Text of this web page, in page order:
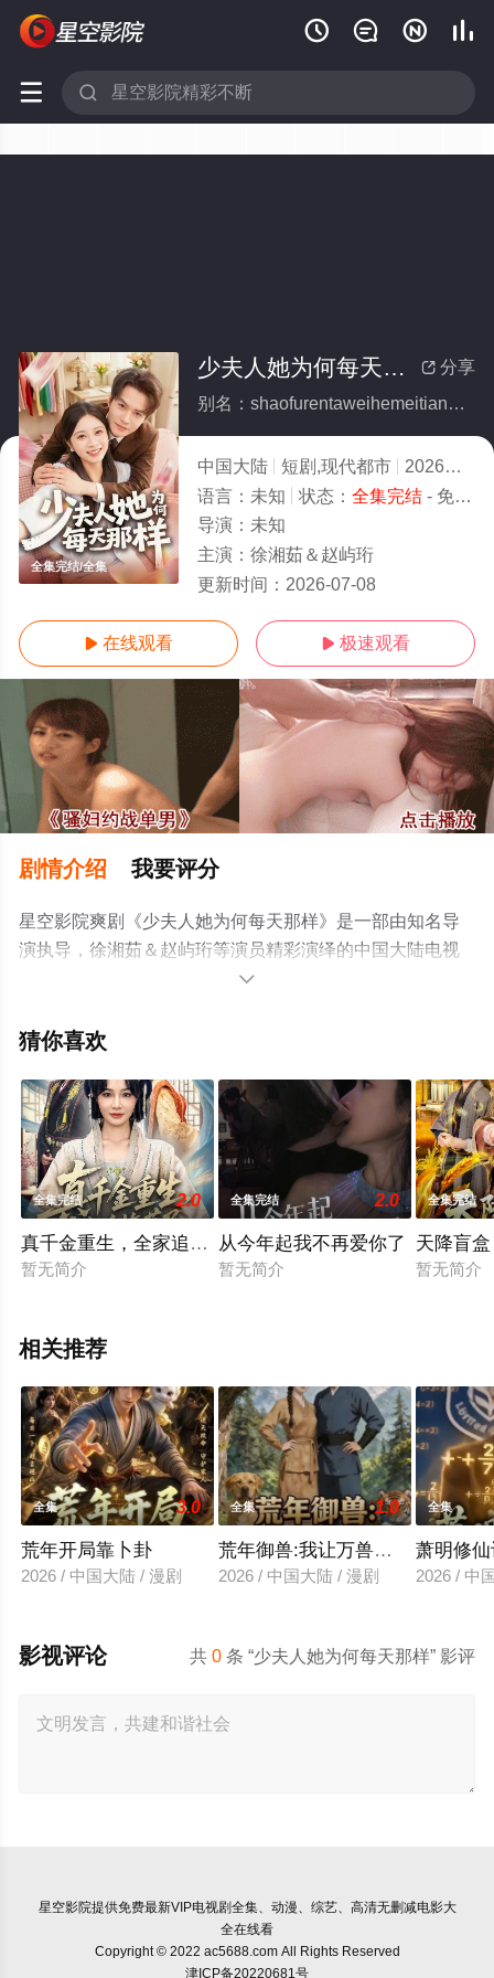
   
 
全集完结/全集
 分享
少夫人她为何每天那样(全集)
别名：shaofurentaweihemeitiannayang
中国大陆 短剧,现代都市 2026
4.0
语言： 未知 状态： 全集完结- 免费在线观看
导演： 未知
主演： 徐湘茹＆赵屿珩
更新时间： 2026-07-08
 在线观看  极速观看
剧情介绍 我要评分
星空影院爽剧《少夫人她为何每天那样》是一部由知名导
演执导，徐湘茹＆赵屿珩等演员精彩演绎的中国大陆电视
剧，大结局剧情已揭晓（全集完结），手机免费观看高清
可移步至豆瓣电视剧、电视猫或剧情网等平台了解。

猜你喜欢
全集完结 2.0
真千金重生，全家追悔莫及
暂无简介
全集完结 2.0
从今年起我不再爱你了
暂无简介
全集完结
天降盲
暂无简介
相关推荐
全集 3.0
荒年开局靠卜卦
2026 / 中国大陆 / 漫剧
全集 1.0
荒年御兽:我让万兽为我囤粮第三
2026 / 中国大陆 / 漫剧
全集
萧明修
2026 / 中
共0 条 “少夫人她为何每天那样” 影评
影视评论
星空影院提供免费最新VIP电视剧全集、动漫、综艺、高清无删减电影大
全在线看
Copyright © 2022 ac5688.com All Rights Reserved
津ICP备20220681号